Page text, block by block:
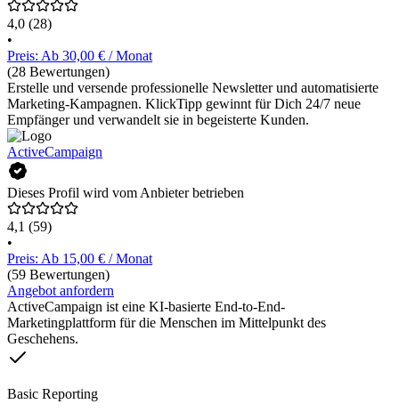
4,0 (28)
•
Preis: Ab 30,00 € / Monat
(28 Bewertungen)
Erstelle und versende professionelle Newsletter und automatisierte
Marketing-Kampagnen. KlickTipp gewinnt für Dich 24/7 neue
Empfänger und verwandelt sie in begeisterte Kunden.
ActiveCampaign
Dieses Profil wird vom Anbieter betrieben
4,1 (59)
•
Preis: Ab 15,00 € / Monat
(59 Bewertungen)
Angebot anfordern
ActiveCampaign ist eine KI-basierte End-to-End-
Marketingplattform für die Menschen im Mittelpunkt des
Geschehens.
Basic Reporting